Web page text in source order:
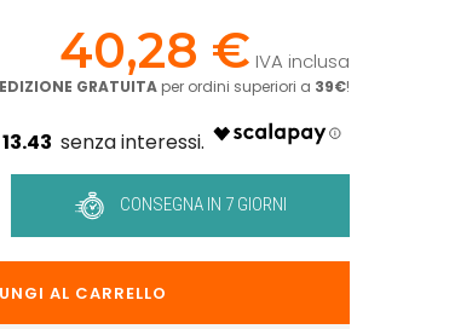
40,28 € IVA inclusa
GRATUITA per ordini superiori a 39€!
CONSEGNA IN 7 GIORNI
AL CARRELLO